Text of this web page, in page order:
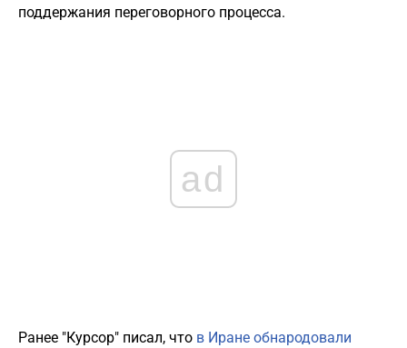
поддержания переговорного процесса.
ad
Ранее "Курсор" писал, что в Иране обнародовали